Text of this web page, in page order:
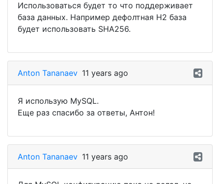
Использоваться будет то что поддерживает
база данных. Например дефолтная H2 база
будет использовать SHA256.
Anton Tananaev 11 years ago
Я использую MySQL.
Еще раз спасибо за ответы, Антон!
Anton Tananaev 11 years ago